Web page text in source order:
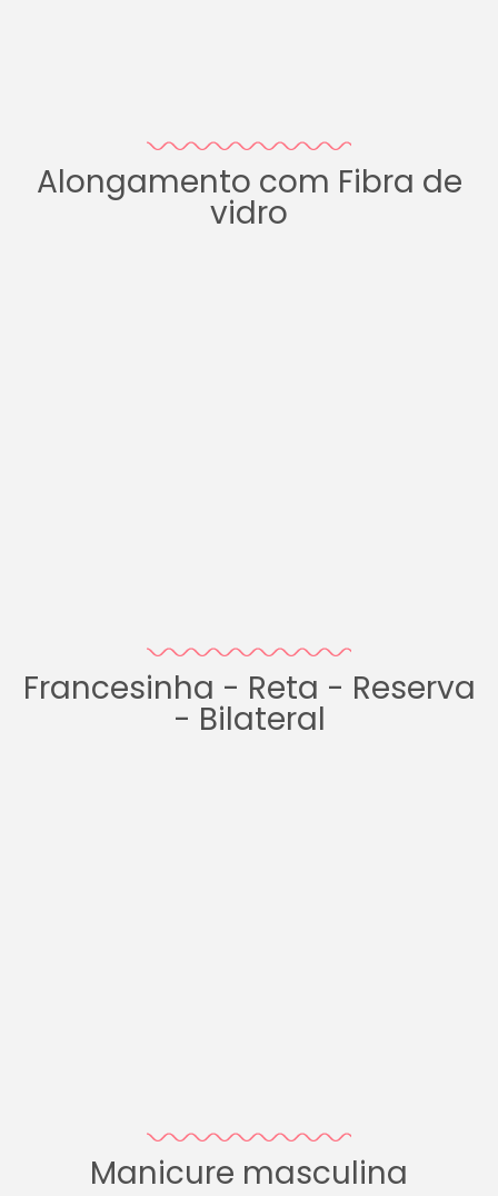
Alongamento com Fibra de
vidro
Francesinha - Reta - Reserva
- Bilateral
Manicure masculina